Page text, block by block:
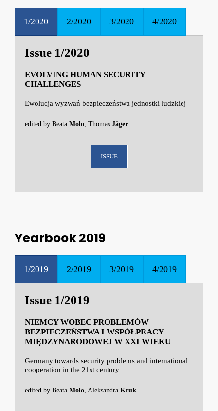
1/2020 2/2020 3/2020 4/2020
Issue 1/2020
EVOLVING HUMAN SECURITY
CHALLENGES
Ewolucja wyzwań bezpieczeństwa jednostki ludzkiej
edited by Beata Molo, Thomas Jäger
ISSUE
Yearbook 2019
1/2019 2/2019 3/2019 4/2019
Issue 1/2019
NIEMCY WOBEC PROBLEMÓW
BEZPIECZEŃSTWA I WSPÓŁPRACY
MIĘDZYNARODOWEJ W XXI WIEKU
Germany towards security problems and international
cooperation in the 21st century
edited by Beata Molo, Aleksandra Kruk